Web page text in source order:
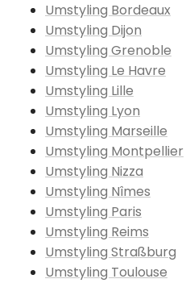
Umstyling Bordeaux
Umstyling Dijon
Umstyling Grenoble
Umstyling Le Havre
Umstyling Lille
Umstyling Lyon
Umstyling Marseille
Umstyling Montpellier
Umstyling Nizza
Umstyling Nîmes
Umstyling Paris
Umstyling Reims
Umstyling Straßburg
Umstyling Toulouse